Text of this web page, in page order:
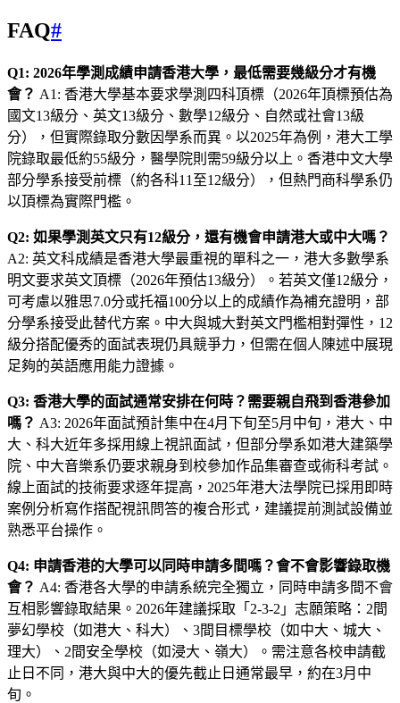
FAQ#
Q1: 2026年學測成績申請香港大學，最低需要幾級分才有機
會？ A1: 香港大學基本要求學測四科頂標（2026年頂標預估為
國文13級分、英文13級分、數學12級分、自然或社會13級
分），但實際錄取分數因學系而異。以2025年為例，港大工學
院錄取最低約55級分，醫學院則需59級分以上。香港中文大學
部分學系接受前標（約各科11至12級分），但熱門商科學系仍
以頂標為實際門檻。
Q2: 如果學測英文只有12級分，還有機會申請港大或中大嗎？
A2: 英文科成績是香港大學最重視的單科之一，港大多數學系
明文要求英文頂標（2026年預估13級分）。若英文僅12級分，
可考慮以雅思7.0分或托福100分以上的成績作為補充證明，部
分學系接受此替代方案。中大與城大對英文門檻相對彈性，12
級分搭配優秀的面試表現仍具競爭力，但需在個人陳述中展現
足夠的英語應用能力證據。
Q3: 香港大學的面試通常安排在何時？需要親自飛到香港參加
嗎？ A3: 2026年面試預計集中在4月下旬至5月中旬，港大、中
大、科大近年多採用線上視訊面試，但部分學系如港大建築學
院、中大音樂系仍要求親身到校參加作品集審查或術科考試。
線上面試的技術要求逐年提高，2025年港大法學院已採用即時
案例分析寫作搭配視訊問答的複合形式，建議提前測試設備並
熟悉平台操作。
Q4: 申請香港的大學可以同時申請多間嗎？會不會影響錄取機
會？ A4: 香港各大學的申請系統完全獨立，同時申請多間不會
互相影響錄取結果。2026年建議採取「2-3-2」志願策略：2間
夢幻學校（如港大、科大）、3間目標學校（如中大、城大、
理大）、2間安全學校（如浸大、嶺大）。需注意各校申請截
止日不同，港大與中大的優先截止日通常最早，約在3月中
旬。